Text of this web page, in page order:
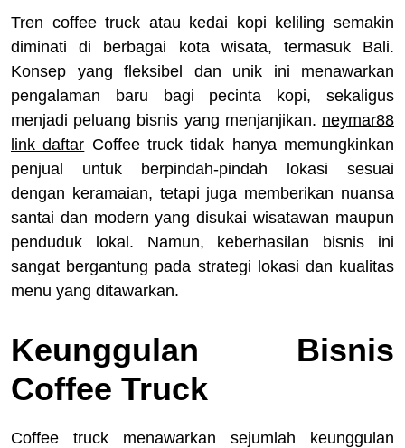
Tren coffee truck atau kedai kopi keliling semakin
diminati di berbagai kota wisata, termasuk Bali.
Konsep yang fleksibel dan unik ini menawarkan
pengalaman baru bagi pecinta kopi, sekaligus
menjadi peluang bisnis yang menjanjikan. neymar88
link daftar Coffee truck tidak hanya memungkinkan
penjual untuk berpindah-pindah lokasi sesuai
dengan keramaian, tetapi juga memberikan nuansa
santai dan modern yang disukai wisatawan maupun
penduduk lokal. Namun, keberhasilan bisnis ini
sangat bergantung pada strategi lokasi dan kualitas
menu yang ditawarkan.
Keunggulan Bisnis
Coffee Truck
Coffee truck menawarkan sejumlah keunggulan